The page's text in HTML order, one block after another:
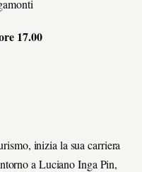
17.00
inizia la sua carriera
a Luciano Inga Pin,